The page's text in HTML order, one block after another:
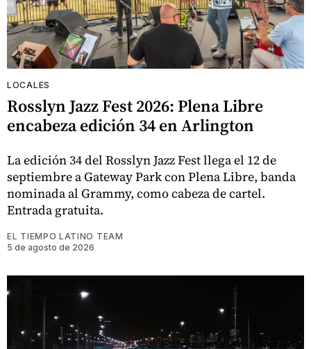
LOCALES
Rosslyn Jazz Fest 2026: Plena Libre
encabeza edición 34 en Arlington
La edición 34 del Rosslyn Jazz Fest llega el 12 de
septiembre a Gateway Park con Plena Libre, banda
nominada al Grammy, como cabeza de cartel.
Entrada gratuita.
EL TIEMPO LATINO TEAM
5 de agosto de 2026